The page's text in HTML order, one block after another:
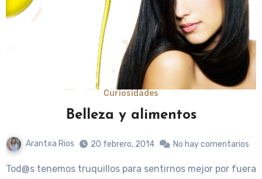
Curiosidades
Belleza y alimentos
Arantxa Rios 20 febrero, 2014 No hay comentarios
Tod@s tenemos truquillos para sentirnos mejor por fuera